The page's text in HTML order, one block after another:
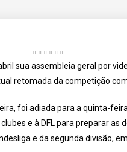
sua assembleia geral por
retomada da competição
foi adiada para a quinta-
e à DFL para preparar as
e da segunda divisão,